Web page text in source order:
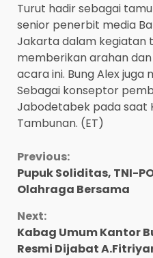
Turut hadir sebagai
senior penerbit media
Jakarta dalam kegiatan
memberikan arahan
acara ini. Bung Alex juga
Sebagai konseptor
Jabodetabek pada saat
Tambunan. (ET)
Continue
Reading
Previous:
Pupuk Soliditas, TNI-
Olahraga Bersama
Next:
Kabag Umum Kantor
Resmi Dijabat